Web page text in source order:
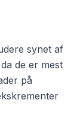
synet af
de er mest
på